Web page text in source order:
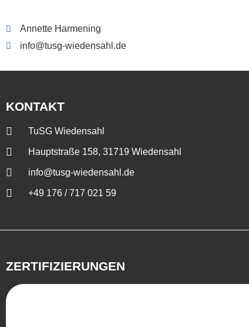
Annette Harmening
info@tusg-wiedensahl.de
KONTAKT
TuSG Wiedensahl
Hauptstraße 158, 31719 Wiedensahl
info@tusg-wiedensahl.de
+49 176 / 717 021 59
ZERTIFIZIERUNGEN